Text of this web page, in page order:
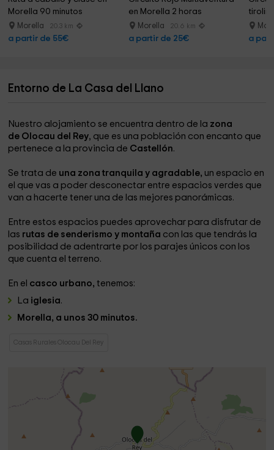
Morella 90 minutos
Morella 20.3 km
a partir de 55€
en Morella 2 horas
Morella 20.6 km
a partir de 25€ a
Entorno de La Casa del Llano
Nuestro alojamiento se encuentra dentro de la zona
de Olocau del Rey, que es una población con encanto que
pertenece a la provincia de Castellón.
Se trata de una zona tranquila y agradable, un espacio en
el que vas a poder desconectar entre espacios verdes que
van a hacerte tener una de las mejores panorámicas.
Entre estos espacios puedes aprovechar para disfrutar de
las rutas de senderismo y montaña con las que tendrás la
posibilidad de adentrarte por los parajes únicos con los
que cuenta el terreno.
En el casco urbano,tenemos:
La iglesia.
Morella, a unos 30 minutos.
Casas Rurales Olocau Del Rey